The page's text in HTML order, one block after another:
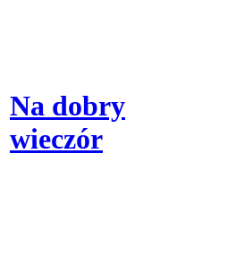
Na dobry
wieczór